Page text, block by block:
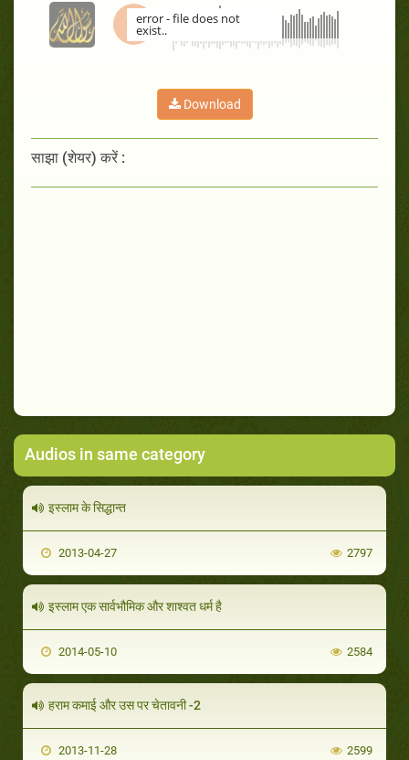
error - file does not
exist..
Download
साझा (शेयर) करें :
Audios in same category
इस्लाम के सिद्धान्त
2013-04-27 2797
इस्लाम एक सार्वभौमिक और शाश्वत धर्म है
2014-05-10 2584
हराम कमाई और उस पर चेतावनी -2
2013-11-28 2599